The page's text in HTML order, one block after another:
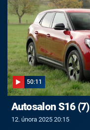
50:11
Autosalon S16 (7)
12. února 2025 20:15